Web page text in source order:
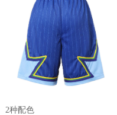
2种配色